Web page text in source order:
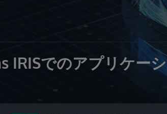
でのアプリケー